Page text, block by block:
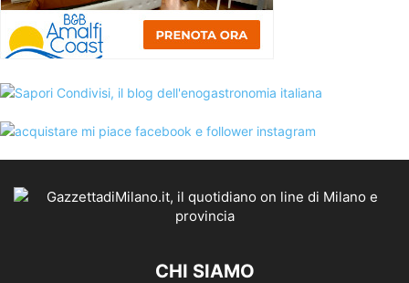
CHI SIAMO